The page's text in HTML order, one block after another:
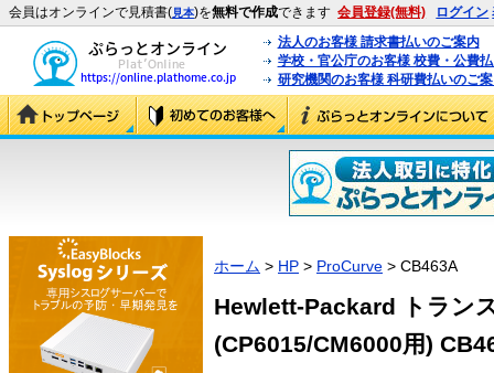
会員はオンラインで見積書(見本)を無料で作成できます 会員登録(無料) ログイン
法人のお客様 請求書払いのご案内
学校・官公庁のお客様 校費・公費
研究機関のお客様 科研費払いのご
ホーム > HP > ProCurve > CB463A
Hewlett-Packard トラン
(CP6015/CM6000用)